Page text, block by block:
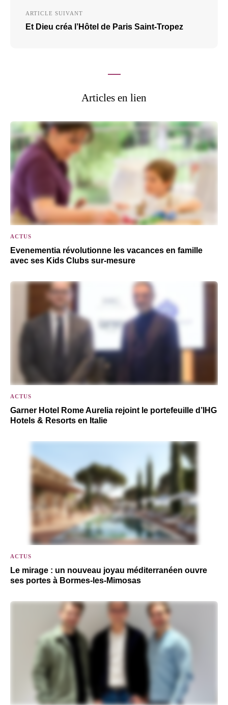
ARTICLE SUIVANT
Et Dieu créa l’Hôtel de Paris Saint-Tropez
Articles en lien
ACTUS
Evenementia révolutionne les vacances en famille
avec ses Kids Clubs sur-mesure
ACTUS
Garner Hotel Rome Aurelia rejoint le portefeuille d’IHG
Hotels & Resorts en Italie
ACTUS
Le mirage : un nouveau joyau méditerranéen ouvre
ses portes à Bormes-les-Mimosas